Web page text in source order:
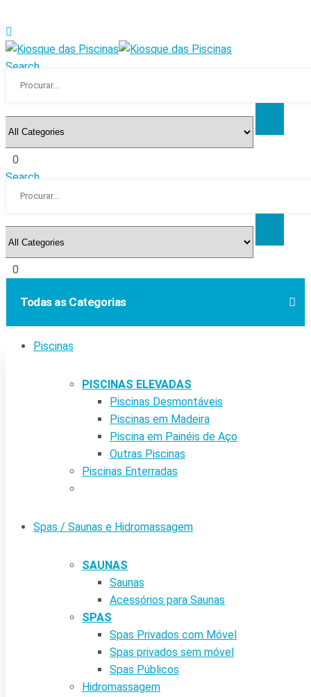
Search
0
Search
0
Todas as Categorias
Piscinas
PISCINAS ELEVADAS
Piscinas Desmontáveis
Piscinas em Madeira
Piscina em Painéis de Aço
Outras Piscinas
Piscinas Enterradas
Spas / Saunas e Hidromassagem
SAUNAS
Saunas
Acessórios para Saunas
SPAS
Spas Privados com Móvel
Spas privados sem móvel
Spas Públicos
Hidromassagem